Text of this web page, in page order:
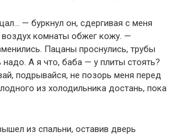
— буркнул он, сдергивая с меня
комнаты обжег кожу. —
Пацаны проснулись, трубы
надо. А я что, баба — у плиты стоять?
подрывайся, не позорь меня перед
из холодильника достань, пока
из спальни, оставив дверь